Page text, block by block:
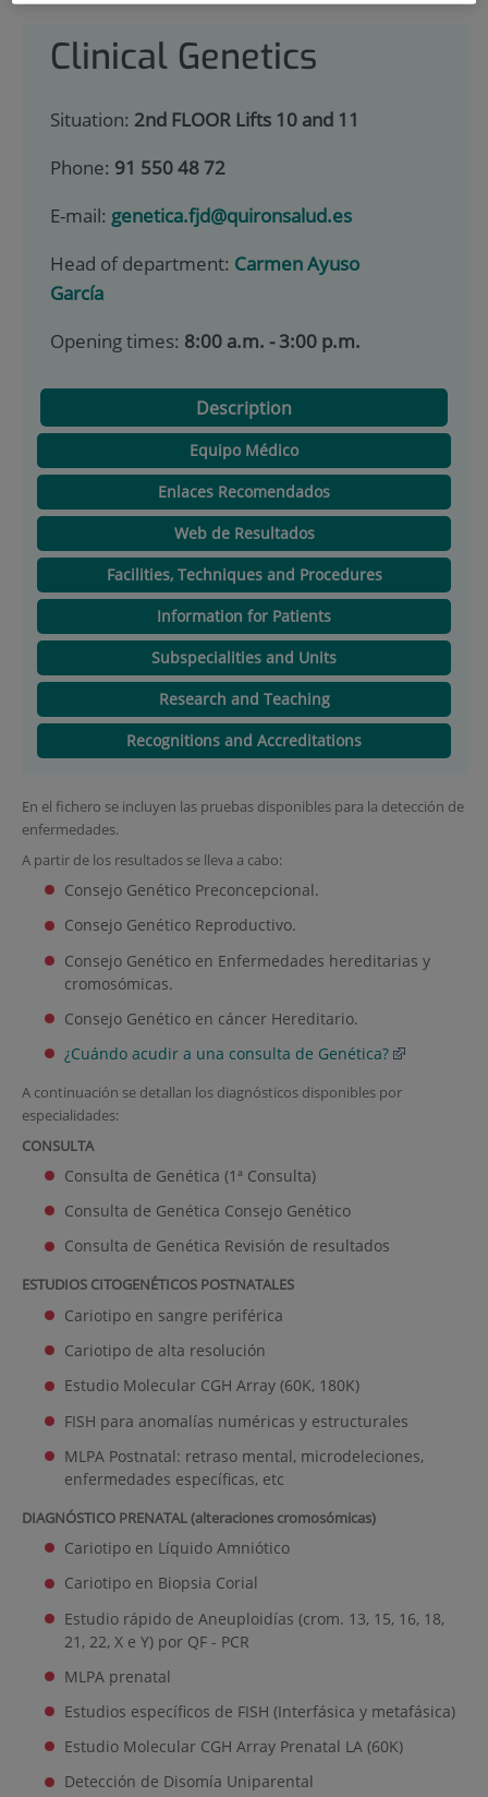
Clinical Genetics
Situation: 2nd FLOOR Lifts 10 and 11
Phone: 91 550 48 72
E-mail: genetica.fjd@quironsalud.es
Head of department: Carmen Ayuso
García
Opening times: 8:00 a.m. - 3:00 p.m.
Description
Equipo Médico
Enlaces Recomendados
Web de Resultados
Facilities, Techniques and Procedures
Information for Patients
Subspecialities and Units
Research and Teaching
Recognitions and Accreditations
En el fichero se incluyen las pruebas disponibles para la detección de
enfermedades.
A partir de los resultados se lleva a cabo:
Consejo Genético Preconcepcional.
Consejo Genético Reproductivo.
Consejo Genético en Enfermedades hereditarias y
cromosómicas.
Consejo Genético en cáncer Hereditario.
¿Cuándo acudir a una consulta de Genética?
A continuación se detallan los diagnósticos disponibles por
especialidades:
CONSULTA
Consulta de Genética (1ª Consulta)
Consulta de Genética Consejo Genético
Consulta de Genética Revisión de resultados
ESTUDIOS CITOGENÉTICOS POSTNATALES
Cariotipo en sangre periférica
Cariotipo de alta resolución
Estudio Molecular CGH Array (60K, 180K)
FISH para anomalías numéricas y estructurales
MLPA Postnatal: retraso mental, microdeleciones,
enfermedades específicas, etc
DIAGNÓSTICO PRENATAL (alteraciones cromosómicas)
Cariotipo en Líquido Amniótico
Cariotipo en Biopsia Corial
Estudio rápido de Aneuploidías (crom. 13, 15, 16, 18,
21, 22, X e Y) por QF - PCR
MLPA prenatal
Estudios específicos de FISH (Interfásica y metafásica)
Estudio Molecular CGH Array Prenatal LA (60K)
Detección de Disomía Uniparental